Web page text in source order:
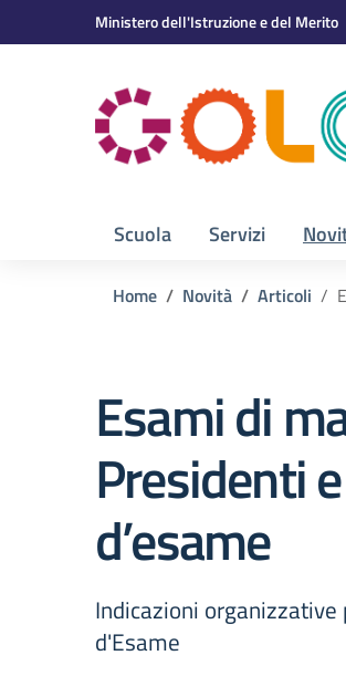
Vai ai contenuti
Vai al menu di navigazioneMinistero dell'Istruzione e del Merito
Scuola Servizi
Home Novità Articoli
Esami di
Presidenti
d’esame
Indicazioni
d'Esame